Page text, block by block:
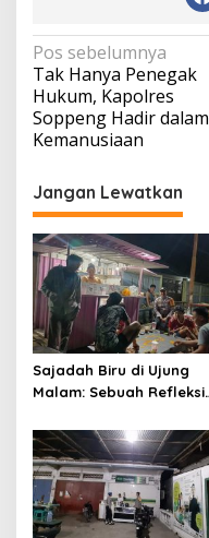
Navigasi
pos
Pos sebelumnya
Tak Hanya Penegak
Hukum, Kapolres
Soppeng Hadir dalam
Kemanusiaan
Jangan Lewatkan
Sajadah Biru di Ujung
Malam: Sebuah Refleksi
Silaturahmi